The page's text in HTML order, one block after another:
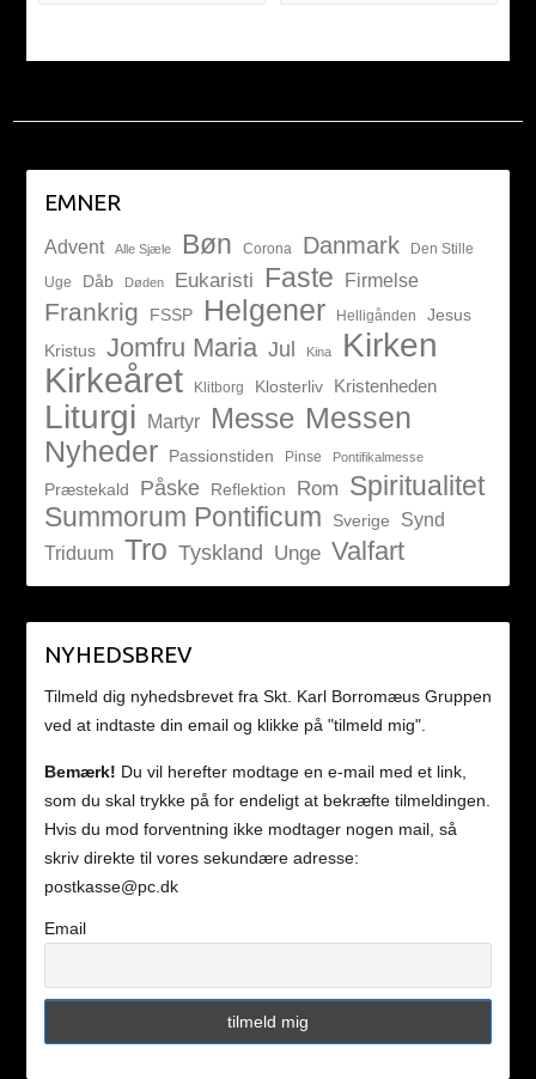
EMNER
Advent Alle Sjæle Bøn Corona Danmark
Den Stille
Uge
Dåb Døden Eukaristi Faste Firmelse
Frankrig FSSP Helgener Helligånden
Jesus
Kristus Jomfru Maria Jul Kina Kirken
Kirkeåret Klitborg Klosterliv Kristenheden
Liturgi Martyr Messe Messen
Nyheder
Passionstiden Pinse Pontifikalmesse
Præstekald Påske Reflektion Rom Spiritualitet
Summorum Pontificum Sverige
Synd
Triduum Tro Tyskland Unge Valfart
NYHEDSBREV
Tilmeld dig nyhedsbrevet fra Skt. Karl Borromæus Gruppen
ved at indtaste din email og klikke på "tilmeld mig".
Bemærk! Du vil herefter modtage en e-mail med et link,
som du skal trykke på for endeligt at bekræfte tilmeldingen.
Hvis du mod forventning ikke modtager nogen mail, så
skriv direkte til vores sekundære adresse:
postkasse@pc.dk
Email